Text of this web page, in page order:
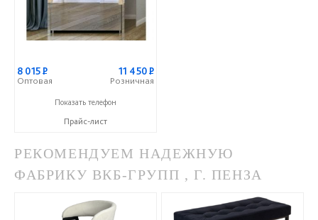
8 015Р
Оптовая
11 450Р
Розничная
+7 (905) 139-00-34
Показать телефон
Прайс-лист
РЕКОМЕНДУЕМ НАДЕЖНУЮ
ФАБРИКУ ВКБ-ГРУПП , Г. ПЕНЗА